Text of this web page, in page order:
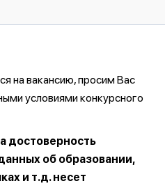
на вакансию, просим Вас
условиями конкурсного
достоверность
об образовании,
и т.д. несет